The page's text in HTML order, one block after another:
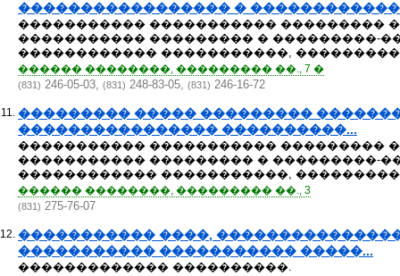
����������������� �
����������� ����������� ���������
����������� ��������� � ���������-
������������ �����������,
������ ��������, ��������� ��., 7 �
(831) 246-05-03, (831) 248-83-05, (831) 246-16-72
11. ��������� ����� ���������
���������������� ����������...
����������� ����������� ���������
����������� ��������� � ���������-
������������ �����������,
������ ��������, ��������� ��., 3
(831) 275-76-07
12. ����������� ����,
����������� ����������� �����...
������������� ����������.